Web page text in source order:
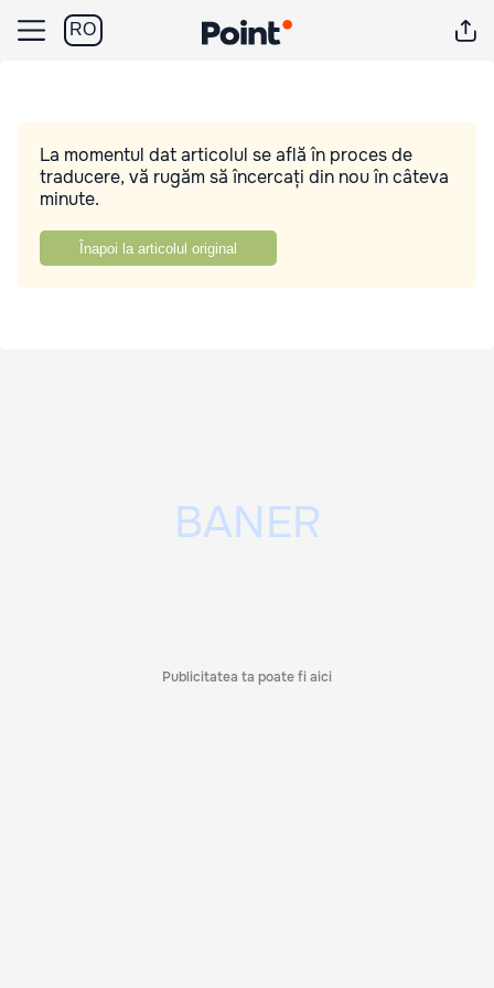
RO
La momentul dat articolul se află în proces de
traducere, vă rugăm să încercați din nou în câteva
minute.
Înapoi la articolul original
Publicitatea ta poate fi aici